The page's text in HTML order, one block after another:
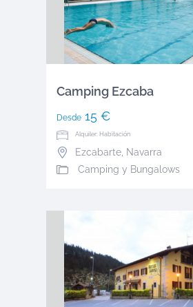
Camping Ezcaba
Desde15 €
Alquiler: Habitación
Ezcabarte, Navarra
Camping y Bungalows